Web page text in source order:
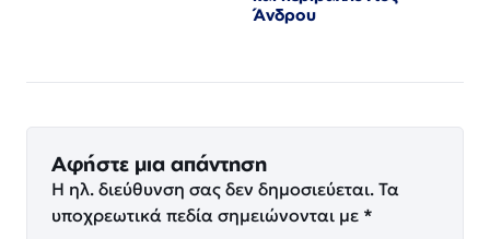
Άνδρου
Αφήστε μια απάντηση
Η ηλ. διεύθυνση σας δεν δημοσιεύεται. Τα
υποχρεωτικά πεδία σημειώνονται με *